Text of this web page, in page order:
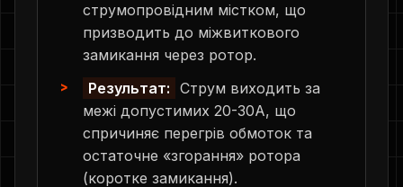
струмопровідним містком, що
призводить до міжвиткового
замикання через ротор.
Результат: Струм виходить за
межі допустимих 20-30А, що
спричиняє перегрів обмоток та
остаточне «згорання» ротора
(коротке замикання).